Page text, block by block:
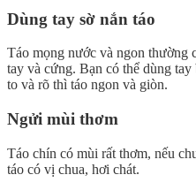
Dùng tay sờ nắn táo
Táo mọng nước và ngon thường
tay và cứng. Bạn có thể dùng tay
to và rõ thì táo ngon và giòn.
Ngửi mùi thơm
Táo chín có mùi rất thơm, nếu
táo có vị chua, hơi chát.